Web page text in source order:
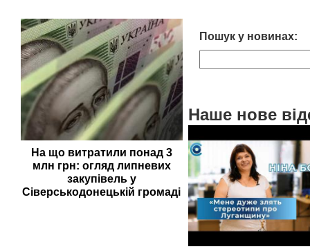
На що витратили понад 3
млн грн: огляд липневих
закупівель у
Сіверськодонецькій громаді
Пошук у новинах:
Наше нове